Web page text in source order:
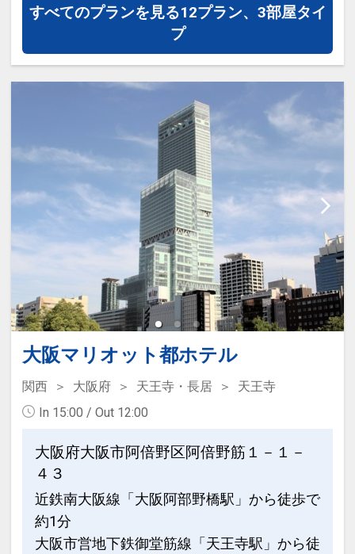
200000003728
がございます。
【当館のおすすめポイント】
■チェックイン前の荷物預かり無料 ※チ
ェックアウト後は有料（1点につき500
■ロビーにはウェルカムドリンクをご用
意（14：00～24：00）
■館内設備：・電子レンジ・自動販売
機・コインランドリー
■周辺施設：コンビニまで徒歩1分・スー
パーまで徒歩5分
【アクセス情報】
・地下街「泉の広場」M14から徒歩約3
分
線梅田駅から徒歩約10分
用）
・ユニバーサルシティ駅まで約20分
・海遊館まで約40分
・道頓堀まで約15分
・通天閣まで約25分
すべてのプランを見る12プラン、3部屋タイ
プ
大阪マリオット都ホテル
関西 大阪府 天王寺・長居
天王寺
In 15:00 / Out 12:00
大阪府大阪市阿倍野区阿倍野筋１－１－
４３
近鉄南大阪線「大阪阿部野橋駅」から徒歩で
約1分
大阪市営地下鉄御堂筋線「天王寺駅」から徒